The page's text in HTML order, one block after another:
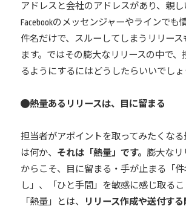
アドレスと会社のアドレスがあり、親
Facebookのメッセンジャーやラインでも
件名だけで、スルーしてしまうリリース
ます。ではその膨大なリリースの中で、
るようにするにはどうしたらいいでしょ
熱量あるリリースは、目に留まる
担当者がアポイントを取ってみたくな
は何か、 それは「熱量」です。 膨大なリ
からこそ、目に留まる・手が止まる「
し」、「ひと手間」を敏感に感じ取るこ
「熱量」とは、
リリース作成や送付す